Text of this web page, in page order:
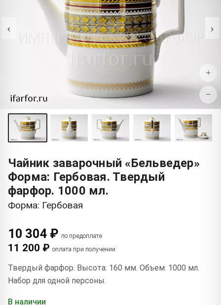
‹ ›
+
−
Чайник заварочный «Бельведер»
Форма: Гербовая. Твердый
фарфор. 1000 мл.
Форма: Гербовая
10 304 ₽ по предоплате
11 200 ₽ оплата при получении
Твердый фарфор. Высота: 160 мм. Объем: 1000 мл.
Набор для одной персоны.
В наличии